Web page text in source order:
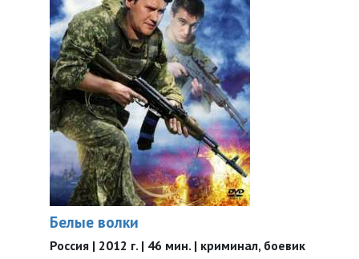
Белые волки
Россия | 2012 г. | 46 мин. | криминал, боевик